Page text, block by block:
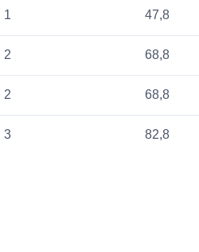
1 47,8
2 68,8
2 68,8
3 82,8